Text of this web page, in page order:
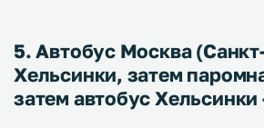
5. Автобус Москва
Хельсинки, затем
затем автобус